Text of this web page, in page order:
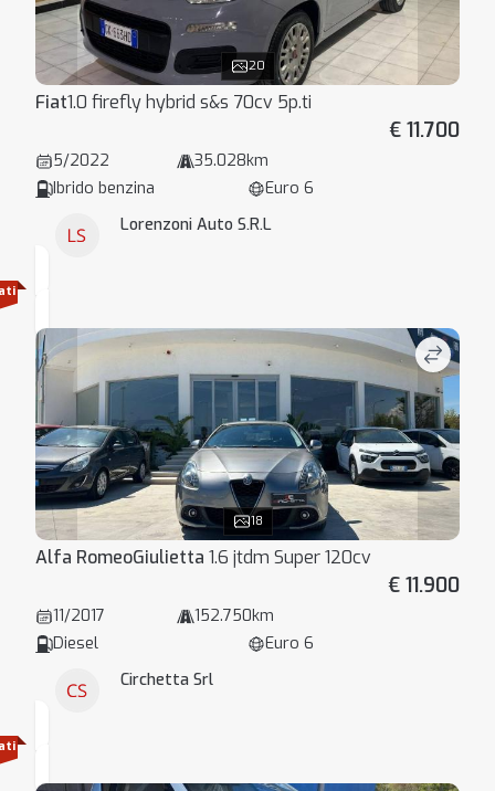
20
Fiat1.0 firefly hybrid s&s 70cv 5p.ti
€ 11.700
5/2022
35.028km
Ibrido benzina
Euro 6
Lorenzoni Auto S.R.L
18
Alfa RomeoGiulietta 1.6 jtdm Super 120cv
€ 11.900
11/2017
152.750km
Diesel
Euro 6
Circhetta Srl